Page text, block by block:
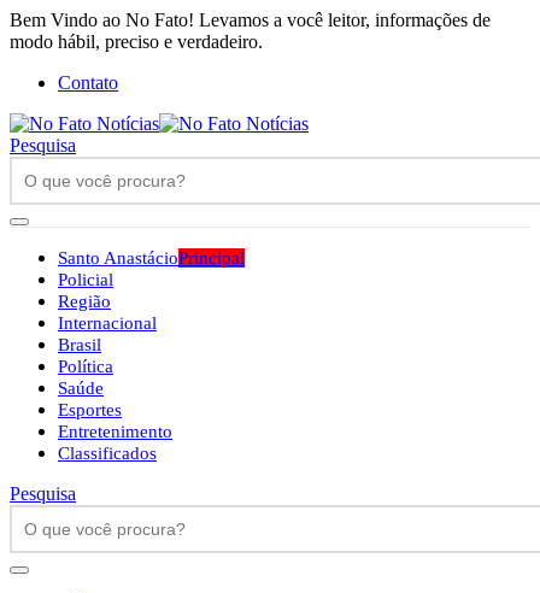
Bem Vindo ao No Fato! Levamos a você leitor, informações de
modo hábil, preciso e verdadeiro.
Contato
Pesquisa
Santo AnastácioPrincipal
Policial
Região
Internacional
Brasil
Política
Saúde
Esportes
Entretenimento
Classificados
Pesquisa